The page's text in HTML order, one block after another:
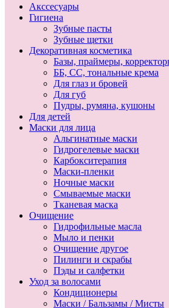
Акссесуары
Гигиена
Зубные пасты
Зубные щетки
Декоративная косметика
Базы, праймеры,
ББ, СС, тональные крема
Для глаз и бровей
Для губ
Пудры, румяна, кушоны
Для детей
Маски для лица
Альгинатные маски
Гидрогелевые маски
Карбокситерапия
Маски-пленки
Ночные маски
Смываемые маски
Тканевая маска
Очищение
Гидрофильные масла
Мыло и пенки
Очищение другое
Пилинги и скрабы
Пэды и салфетки
Уход за волосами
Кондиционеры
Маски / Бальзамы / Мисты